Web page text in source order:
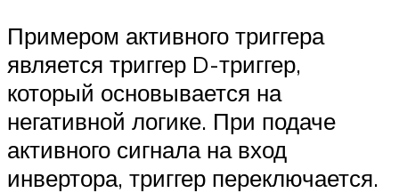
Примером активного триггера
является триггер D-триггер,
который основывается на
негативной логике. При подаче
активного сигнала на вход
инвертора, триггер переключается.